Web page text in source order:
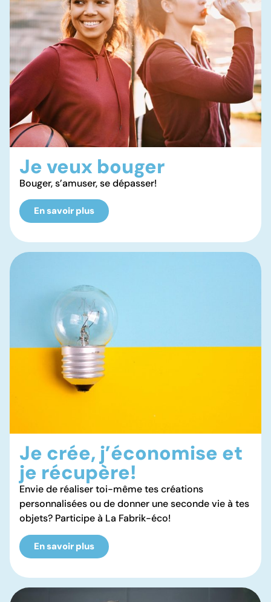
Je veux bouger
Bouger, s’amuser, se dépasser!
En savoir plus
Je crée, j’économise et
je récupère!
Envie de réaliser toi-même tes créations
personnalisées ou de donner une seconde vie à tes
objets? Participe à La Fabrik-éco!
En savoir plus